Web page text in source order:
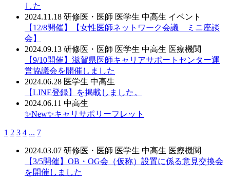
した
2024.11.18 研修医・医師 医学生 中高生 イベント
【12/8開催】【女性医師ネットワーク会議 ミニ座談
会】
2024.09.13 研修医・医師 医学生 中高生 医療機関
【9/10開催】滋賀県医師キャリアサポートセンター運
営協議会を開催しました
2024.06.28 医学生 中高生
【LINE登録】を掲載しました。
2024.06.11 中高生
✨New✨キャリサポリーフレット
1 2 3 4 ... 7
2024.03.07 研修医・医師 医学生 中高生 医療機関
【3/5開催】OB・OG会（仮称）設置に係る意見交換会
を開催しました